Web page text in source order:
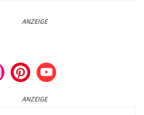
ANZEIGE
ANZEIGE